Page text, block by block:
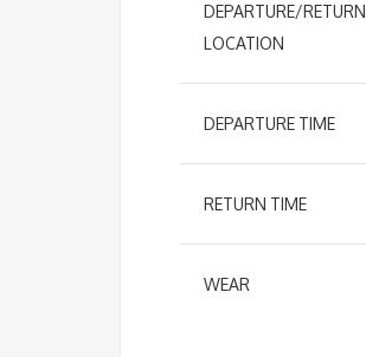
DEPARTURE/RETURN
LOCATION
DEPARTURE TIME
RETURN TIME
WEAR